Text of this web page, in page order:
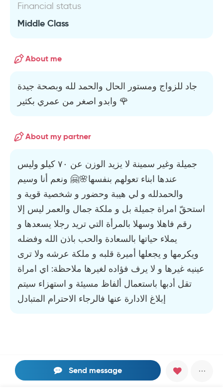
Financial status
Middle Class
About me
جاد للزواج ومستور الحال والحمد لله وبصحة جيدة
وابدو اصغر من عمري بكثير 🌹
About my partner
جميلة وغير سمينة لا يزيد الوزن عن ٧٠ كيلو وليس
عندها ابناء تعولهم بنفسها🌸🤗 ونعم أنا وسيم
والحمدلله و لي هيبة وحضور و شخصية قوية و
استحقّ امراة جميلة بل و ملكة جمال والعمر ليس إلا
رقم فاهلا وسهلا بالمرأة التي تريد رجلا يسعدها و
يملاء حياتها بالسعادة والحب باذن الله وفضله
ويكرمها و يجعلها أميرة قلبه و ملكة عرشه ولا ترى
عينيه غيرها و لا يرف فؤاده لغيرها ملاحظة: اي امراة
تقل أدبها باستعمال ألفاظ مسيئة و استهزاء سيتم
إبلاغ الادارة عنها فالرجاء الاحترام المتبادل
Send message